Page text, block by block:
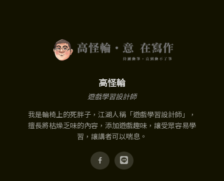
高怪輪
遊戲學習設計師
我是輪椅上的死胖子，江湖人稱「遊戲學習設計師」，
擅長將枯燥乏味的內容，添加遊戲趣味，讓受眾容易學
習，讓講者可以喘息。